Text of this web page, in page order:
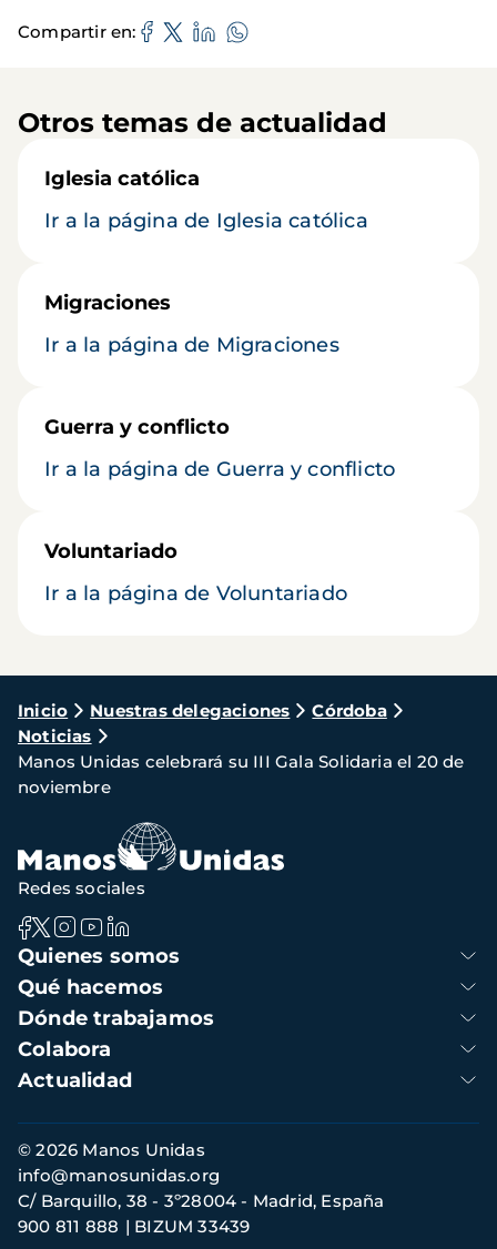
Compartir en
Otros temas de actualidad
Iglesia católica
Ir a la página de Iglesia católica
Migraciones
Ir a la página de Migraciones
Guerra y conflicto
Ir a la página de Guerra y conflicto
Voluntariado
Ir a la página de Voluntariado
Ruta
de
navegación
Inicio Nuestras delegaciones
Córdoba
Noticias
Manos Unidas celebrará su III Gala Solidaria el 20 de
noviembre
Navegación
principal
Quienes somos
Qué hacemos
Dónde trabajamos
Colabora
Actualidad
Redes sociales
Información
de
contacto
© 2026 Manos Unidas
C/ Barquillo, 38 - 3º28004 - Madrid, España
900 811 888
BIZUM 33439
info@manosunidas.org